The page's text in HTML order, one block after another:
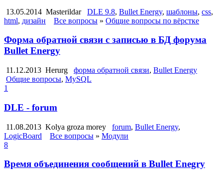
13.05.2014 Masterildar DLE 9.8, Bullet Energy, шаблоны, css,
html, дизайн Все вопросы » Общие вопросы по вёрстке
Форма обратной связи с записью в БД форума
Bullet Energy
11.12.2013 Herurg форма обратной связи, Bullet Energy
Общие вопросы, MySQL
1
DLE - forum
11.08.2013 Kolya groza morey forum, Bullet Energy,
LogicBoard
Все вопросы » Модули
8
Время объединения сообщений в Bullet Enegry